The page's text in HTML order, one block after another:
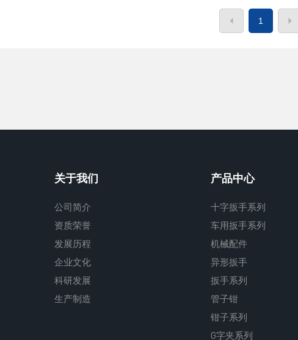
1
关于我们
公司简介
资质荣誉
发展历程
企业文化
科研发展
生产制造
产品中心
十字扳手系列
车用扳手系列
机械配件
异形扳手
扳手系列
管子钳
钳子系列
G字夹系列